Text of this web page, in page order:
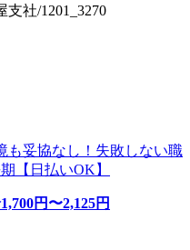
社/1201_3270
も妥協なし！失敗しない職
【日払いOK】
1,700円〜2,125円